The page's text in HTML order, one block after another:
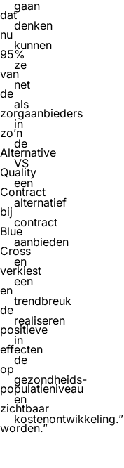
dat
nu
95%
van
de
zorgaanbieders
zo’n
Alternative
Quality
Contract
bij
Blue
Cross
verkiest
en
de
positieve
effecten
op
populatieniveau
zichtbaar
worden.”
gaan
denken
kunnen
ze
net
als
in
de
VS
een
alternatief
contract
aanbieden
en
een
trendbreuk
realiseren
in
de
gezondheids-
en
kostenontwikkeling.”